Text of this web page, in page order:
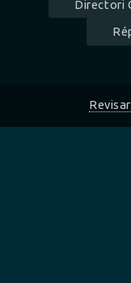
Directori